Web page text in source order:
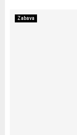
Zabava